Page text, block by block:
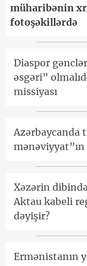
müharibənin
fotoşəkillərdə
Diaspor
əsgəri”
missiyası
Azərbaycanda
mənəviyyat”ın
Xəzərin
Aktau kabeli
dəyişir?
Ermənistanın